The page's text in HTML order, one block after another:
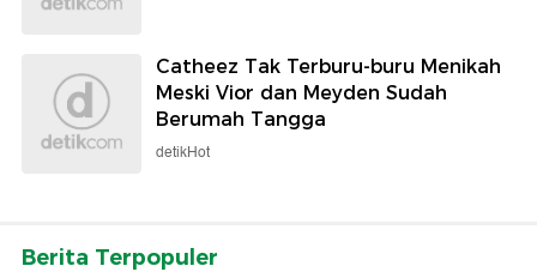
Catheez Tak Terburu-buru Menikah
Meski Vior dan Meyden Sudah
Berumah Tangga
detikHot
Berita Terpopuler